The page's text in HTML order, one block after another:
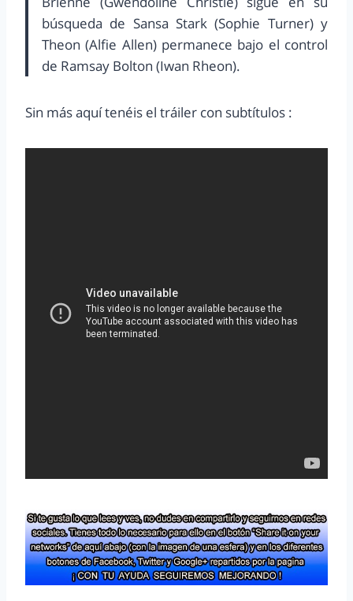
búsqueda de Sansa Stark (Sophie Turner) y
Theon (Alfie Allen) permanece bajo el control
de Ramsay Bolton (Iwan Rheon).
Sin más aquí tenéis el tráiler con subtítulos :